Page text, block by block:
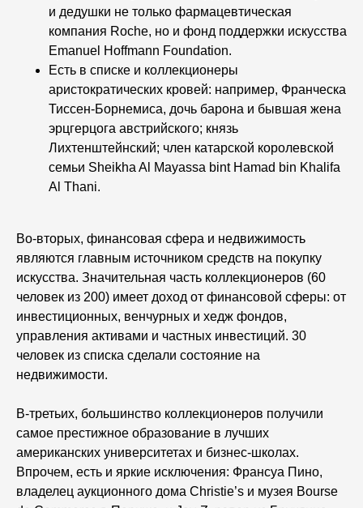
и дедушки не только фармацевтическая
компания Roche, но и фонд поддержки искусства
Emanuel Hoffmann Foundation.
Есть в списке и коллекционеры
аристократических кровей: например, Франческа
Тиссен-Борнемиса, дочь барона и бывшая жена
эрцгерцога австрийского; князь
Лихтенштейнский; член катарской королевской
семьи Sheikha Al Mayassa bint Hamad bin Khalifa
Al Thani.
Во-вторых, финансовая сфера и недвижимость
являются главным источником средств на покупку
искусства. Значительная часть коллекционеров (60
человек из 200) имеет доход от финансовой сферы: от
инвестиционных, венчурных и хедж фондов,
управления активами и частных инвестиций. 30
человек из списка сделали состояние на
недвижимости.
В-третьих, большинство коллекционеров получили
самое престижное образование в лучших
американских университетах и бизнес-школах.
Впрочем, есть и яркие исключения: Франсуа Пино,
владелец аукционного дома Christie’s и музея Bourse